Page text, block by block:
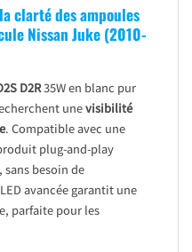
clarté des ampoules
Nissan Juke (2010-
D2R35W en blanc pur
unevisibilité
. Compatible avec une
plug-and-play
besoin de
avancée garantit une
parfaite pour les